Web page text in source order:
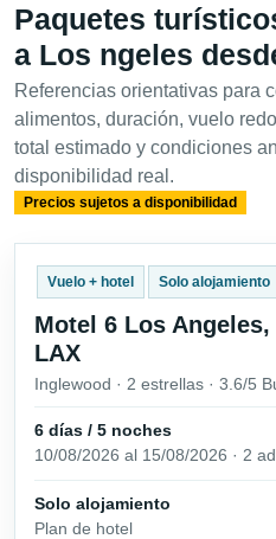
Paquetes
a Los ngeles
Referencias orientativas para
alimentos, duración, vuelo
total estimado y condiciones
disponibilidad real.
Precios sujetos a disponibilidad
Vuelo + hotel Solo alojamiento
Motel 6 Los
LAX
Inglewood · 2 estrellas · 3.6/5
6 días / 5 noches
10/08/2026 al 15/08/2026 · 2
Solo alojamiento
Plan de hotel